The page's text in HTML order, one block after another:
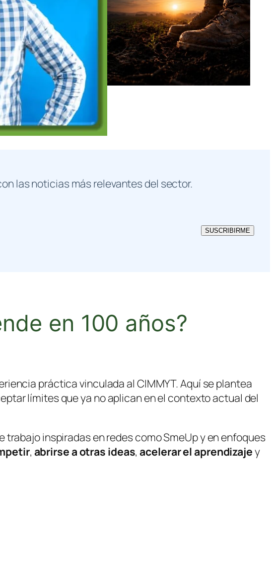
las noticias más relevantes del sector.
SUSCRIBIRME
en 100 años?
práctica vinculada al CIMMYT. Aquí se plantea
límites que ya no aplican en el contexto actual del
trabajo inspiradas en redes comoSmeUpy en enfoques
, abrirse a otras ideas,acelerar el aprendizajey